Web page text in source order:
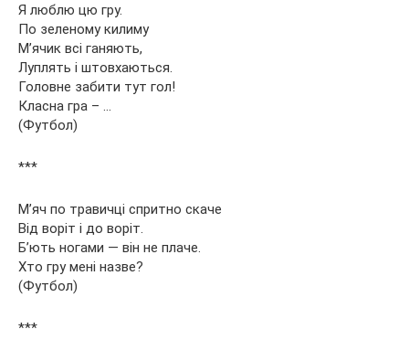
Я люблю цю гру.
По зеленому килиму
М’ячик всі ганяють,
Луплять і штовхаються.
Головне забити тут гол!
Класна гра – …
(Футбол)
***
М’яч по травичці спритно скаче
Від воріт і до воріт.
Б’ють ногами — він не плаче.
Хто гру мені назве?
(Футбол)
***